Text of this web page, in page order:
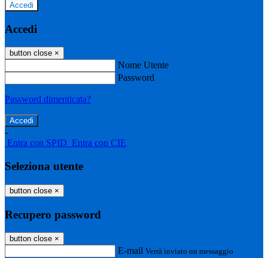
Accedi
Accedi
button close ×
Nome Utente
Password
Password dimenticata?
-
Entra con SPID Entra con CIE
Seleziona utente
button close ×
Recupero password
button close ×
E-mail Verrà inviato un messaggio